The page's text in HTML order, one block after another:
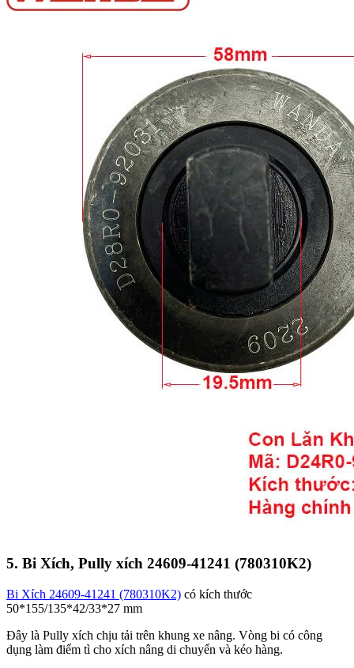
5. Bi Xích, Pully xích 24609-41241 (780310K2)
Bi Xích 24609-41241 (780310K2) có kích thước
50*155/135*42/33*27 mm
Đây là Pully xích chịu tải trên khung xe nâng. Vòng bi có công
dụng làm điểm tì cho xích nâng di chuyển và kéo hàng.